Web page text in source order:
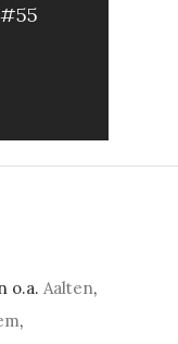
#55
o.a. Aalten,
,